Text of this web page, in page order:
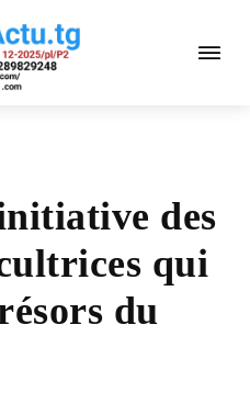
des
qui
du